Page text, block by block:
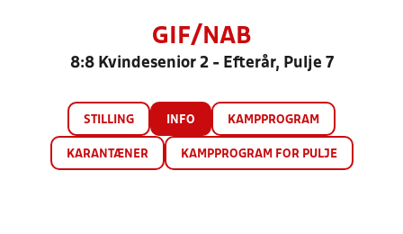
GIF/NAB
8:8 Kvindesenior 2 - Efterår, Pulje 7
STILLING INFO KAMPPROGRAM
KARANTÆNER KAMPPROGRAM FOR PULJE